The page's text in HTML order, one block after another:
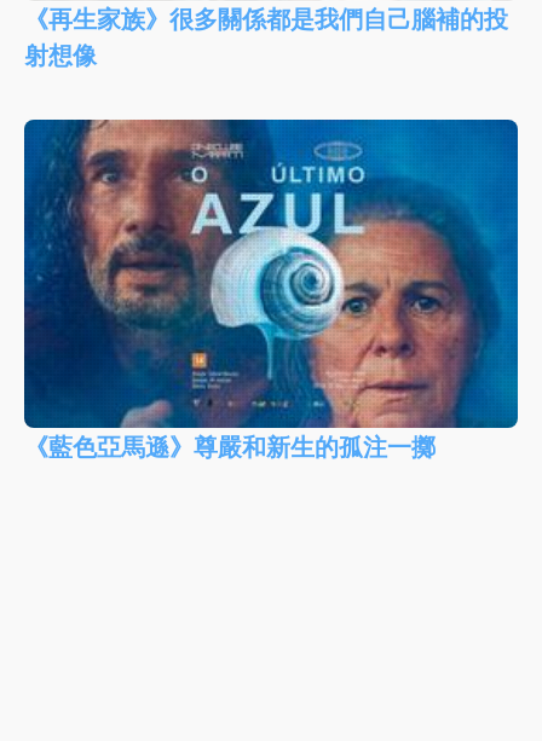
《再生家族》很多關係都是我們自己腦補的投
射想像
《藍色亞馬遜》尊嚴和新生的孤注一擲